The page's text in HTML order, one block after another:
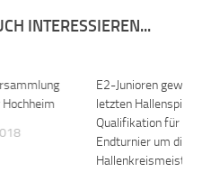
INTERESSIEREN...
E2-Junioren gewinnen
letzten
Qualifikation für das
Endturnier um die